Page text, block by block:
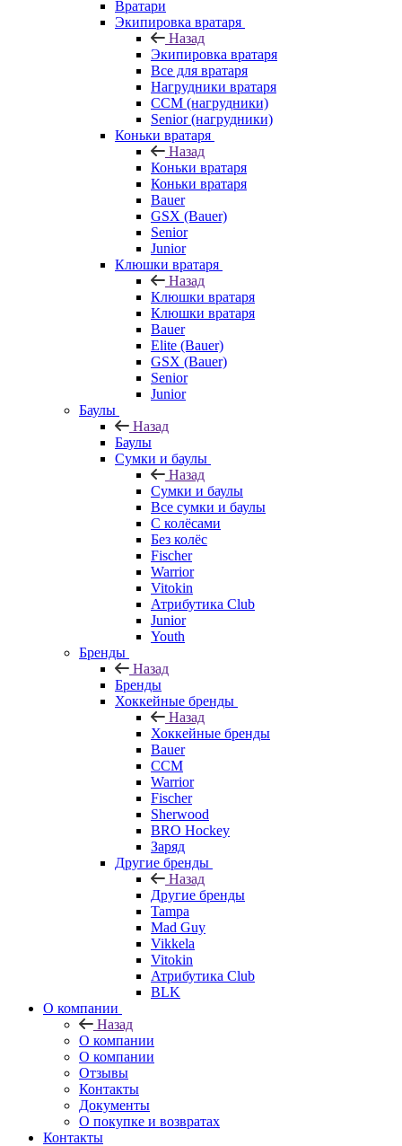
Вратари
Экипировка вратаря
Назад
Экипировка вратаря
Все для вратаря
Нагрудники вратаря
CCM (нагрудники)
Senior (нагрудники)
Коньки вратаря
Назад
Коньки вратаря
Коньки вратаря
Bauer
GSX (Bauer)
Senior
Junior
Клюшки вратаря
Назад
Клюшки вратаря
Клюшки вратаря
Bauer
Elite (Bauer)
GSX (Bauer)
Senior
Junior
Баулы
Назад
Баулы
Сумки и баулы
Назад
Сумки и баулы
Все сумки и баулы
С колёсами
Без колёс
Fischer
Warrior
Vitokin
Атрибутика Club
Junior
Youth
Бренды
Назад
Бренды
Хоккейные бренды
Назад
Хоккейные бренды
Bauer
CCM
Warrior
Fischer
Sherwood
BRO Hockey
Заряд
Другие бренды
Назад
Другие бренды
Tampa
Mad Guy
Vikkela
Vitokin
Атрибутика Club
BLK
О компании
Назад
О компании
О компании
Отзывы
Контакты
Документы
О покупке и возвратах
Контакты